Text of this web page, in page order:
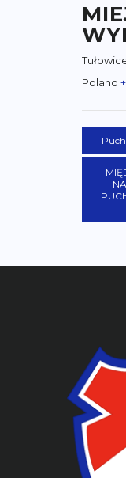
Poland